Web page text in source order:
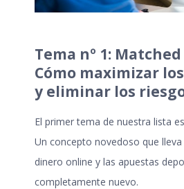
Tema nº 1:
Cómo maximizar
y eliminar los
El primer tema de nuestra lista
Un concepto novedoso que
dinero online y las apuestas
completamente nuevo.